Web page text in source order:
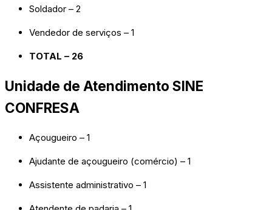
Soldador – 2
Vendedor de serviços – 1
TOTAL – 26
Unidade de Atendimento SINE
CONFRESA
Açougueiro – 1
Ajudante de açougueiro (comércio) – 1
Assistente administrativo – 1